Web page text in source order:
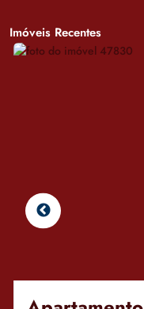
Imóveis Recentes